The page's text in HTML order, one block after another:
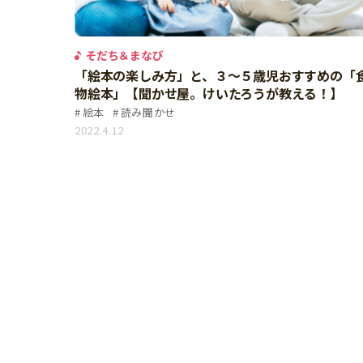
個⼈情報について
お問い合わせそだち＆まなび
「絵本の楽しみ方」と、３～５歳児おすすめの「
物絵本」【聞かせ屋。けいたろうが教える！】
絵本
読み聞かせ
2022.4.12